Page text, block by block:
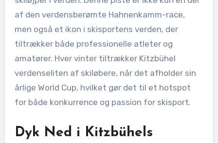
af den verdensberømte Hahnenkamm-race,
men også et ikon i skisportens verden, der
tiltrækker både professionelle atleter og
amatører. Hver vinter tiltrækker Kitzbühel
verdenseliten af skiløbere, når det afholder sin
årlige World Cup, hvilket gør det til et hotspot
for både konkurrence og passion for skisport.
Dyk Ned i Kitzbühels